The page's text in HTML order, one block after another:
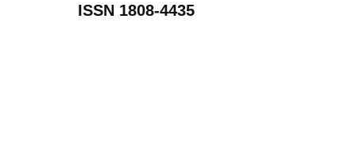
ISSN 1808-4435